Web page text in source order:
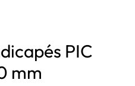
PIC
mm